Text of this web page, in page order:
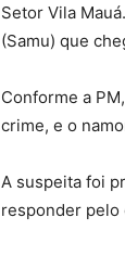
Setor Vila
(Samu) que
Conforme a
crime, e o
A suspeita foi
responder pelo